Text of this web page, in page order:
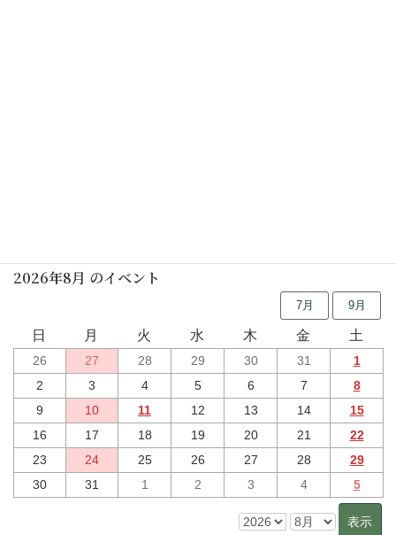
2026年8月 のイベント
7月 9月
日 月 火 水 木 金 土
26 27 28 29 30 31
1
2
3 4 5 6 7
8
9
10 11 12 13 14
15
16
17 18 19 20 21
22
23
24 25 26 27 28
29
30
31 1 2 3 4 5